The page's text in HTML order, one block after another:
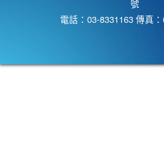
號
電話：03-8331163 傳真